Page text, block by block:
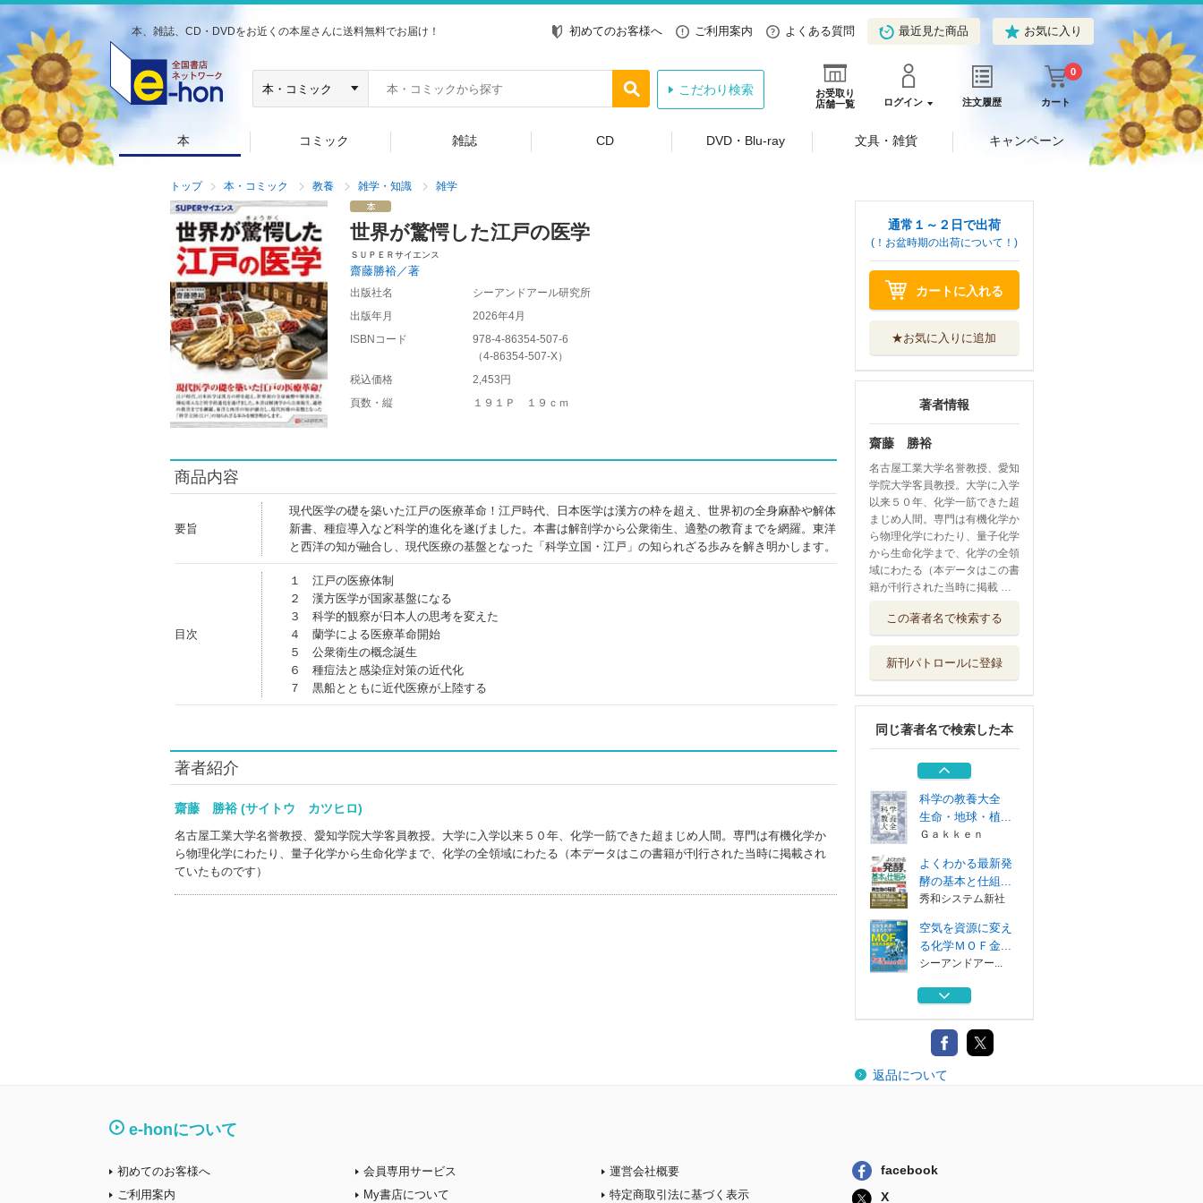
本、雑誌、CD・DVDをお近くの本屋さんに送料無料でお届け！ 初めてのお客様へ ご利用案内 よくある質問 最近見た商品 お気に入り
お受取り
店舗一覧
ログイン 注文履歴 カート
0
こだわり検索
本 コミック 雑誌 CD DVD・Blu-ray 文具・雑貨 キャンペーン
トップ 本・コミック 教養 雑学・知識 雑学
世界が驚愕した江戸の医学
ＳＵＰＥＲサイエンス
齋藤勝裕／著
出版社名
シーアンドアール研究所
出版年月
2026年4月
ISBNコード
978-4-86354-507-6
（4-86354-507-X）
税込価格
2,453円
頁数・縦
１９１Ｐ １９ｃｍ
商品内容
要旨
現代医学の礎を築いた江戸の医療革命！江戸時代、日本医学は漢方の枠を超え、世界初の全身麻酔や解体
新書、種痘導入など科学的進化を遂げました。本書は解剖学から公衆衛生、適塾の教育までを網羅。東洋
と西洋の知が融合し、現代医療の基盤となった「科学立国・江戸」の知られざる歩みを解き明かします。
目次
１ 江戸の医療体制
２ 漢方医学が国家基盤になる
３ 科学的観察が日本人の思考を変えた
４ 蘭学による医療革命開始
５ 公衆衛生の概念誕生
６ 種痘法と感染症対策の近代化
７ 黒船とともに近代医療が上陸する
著者紹介
齋藤 勝裕 (サイトウ カツヒロ)
名古屋工業大学名誉教授、愛知学院大学客員教授。大学に入学以来５０年、化学一筋できた超まじめ人間。専門は有機化学か
ら物理化学にわたり、量子化学から生命化学まで、化学の全領域にわたる（本データはこの書籍が刊行された当時に掲載され
ていたものです）
通常１～２日で出荷
(！お盆時期の出荷について！)
カートに入れる
★お気に入りに追加
著者情報
齋藤 勝裕
名古屋工業大学名誉教授、愛知
学院大学客員教授。大学に入学
以来５０年、化学一筋できた超
まじめ人間。専門は有機化学か
ら物理化学にわたり、量子化学
から生命化学まで、化学の全領
域にわたる（本データはこの書
籍が刊行された当時に掲載 …
この著者名で検索する
新刊パトロールに登録
同じ著者名で検索した本
る化学ＭＯＦ金...
空気を資源に変え
シーアンドアー...
よくわかる最新化
学熱力学の基本...
秀和システム新社
科学の教養大全
生命・地球・植...
Ｇａｋｋｅｎ
よくわかる最新発
酵の基本と仕組...
秀和システム新社
空気を資源に変え
る化学ＭＯＦ金...
シーアンドアー...
空気を資源に変え
シーアンドアー...
よくわかる最新化
学熱力学の基本...
返品について
e-honについて
初めてのお客様へ
ご利用案内
会員専用サービス
My書店について
運営会社概要
特定商取引法に基づく表示
facebook
X